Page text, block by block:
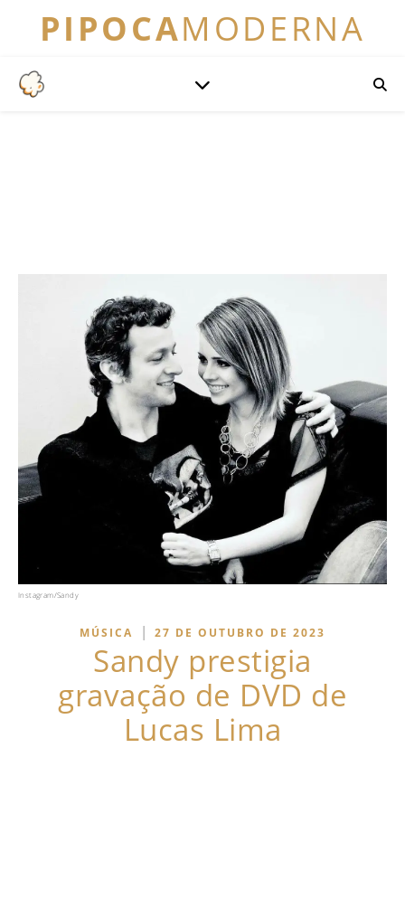
PIPOCAMODERNA
Instagram/Sandy
MÚSICA | 27 DE OUTUBRO DE 2023
Sandy prestigia
gravação de DVD de
Lucas Lima